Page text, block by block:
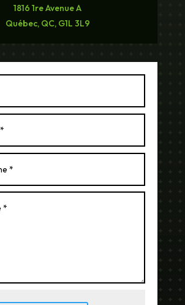
1816 1re Avenue A
Québec, QC, G1L 3L9